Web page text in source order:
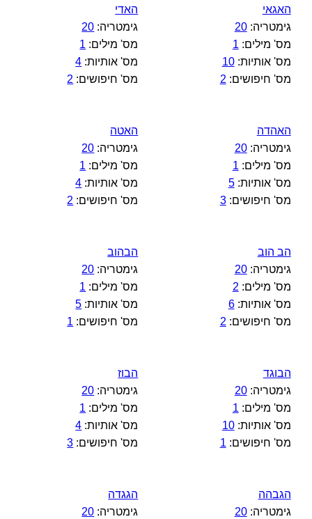
האגאי
גימטריה:20
מס' מילים: 1
מס' אותיות:10
מס' חיפושים: 2
האדי
גימטריה: 20
מס' מילים: 1
מס' אותיות: 4
מס' חיפושים: 2
האהדה
גימטריה:20
מס' מילים: 1
מס' אותיות:5
מס' חיפושים:3
האטה
גימטריה: 20
מס' מילים: 1
מס' אותיות: 4
מס' חיפושים: 2
הב הוב
גימטריה:20
מס' מילים: 2
מס' אותיות:6
מס' חיפושים: 2
הבהוב
גימטריה: 20
מס' מילים: 1
מס' אותיות: 5
מס' חיפושים: 1
הבוגד
גימטריה:20
מס' מילים: 1
מס' אותיות:10
מס' חיפושים: 1
הבוז
גימטריה: 20
מס' מילים: 1
מס' אותיות: 4
מס' חיפושים: 3
הגבהה
גימטריה:20
הגגדה
גימטריה: 20